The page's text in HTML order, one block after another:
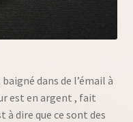
dans de l’émail à
est en argent , fait
à dire que ce sont des